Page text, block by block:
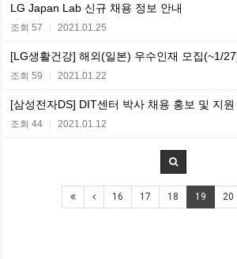
LG Japan Lab 신규 채용 정보 안내
조회 57 | 2021.01.25
[LG생활건강] 해외(일본) 우수인재 모집(~1/
조회 59 | 2021.01.22
[삼성전자DS] DIT센터 박사 채용 홍보 및 지원
조회 44 | 2021.01.12
16 17 18 19 20